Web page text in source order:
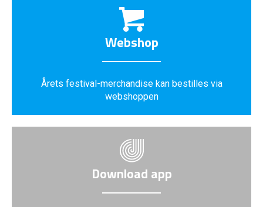
Webshop
Årets festival-merchandise kan bestilles via
webshoppen
Download app